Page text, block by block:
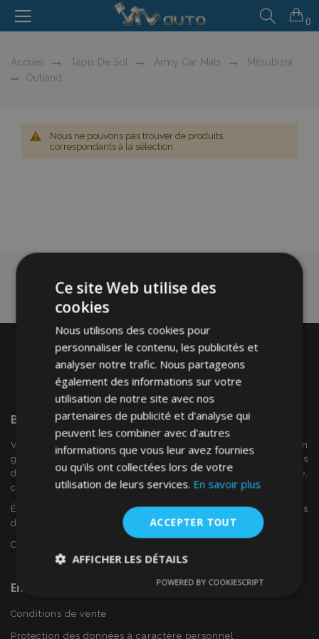
0
Accueil Tapis De Sol Army Car Mats
Mitsubishi
Outland
Nous ne pouvons pas trouver de produits
correspondants à la sélection.
Bienvenue SurVTVAuto
VTV voiture est un détaillant européen et fournisseur en
gros d'accessoires automobiles tels que:. les enjoliveurs, les
déflecteurs de vent, housses de siège, tapis de voiture,
couvertures de chrome et cadres ...
Êtes-vous intéressé par dropshipping ou voulez-vous
devenir notre partenaire?
Contactez-nous dès aujourd'hui!
En Savoir Plus Sur VTVAuto
Conditions de vente
Protection des données à caractère personnel
Ce site Web utilise des
cookies
Nous utilisons des cookies pour
personnaliser le contenu, les publicités et
analyser notre trafic. Nous partageons
également des informations sur votre
utilisation de notre site avec nos
partenaires de publicité et d'analyse qui
peuvent les combiner avec d'autres
informations que vous leur avez fournies
ou qu'ils ont collectées lors de votre
utilisation de leurs services. En savoir plus
ACCEPTER TOUT
AFFICHER LES DÉTAILS
Performance Ciblage
POWERED BY COOKIESCRIPT